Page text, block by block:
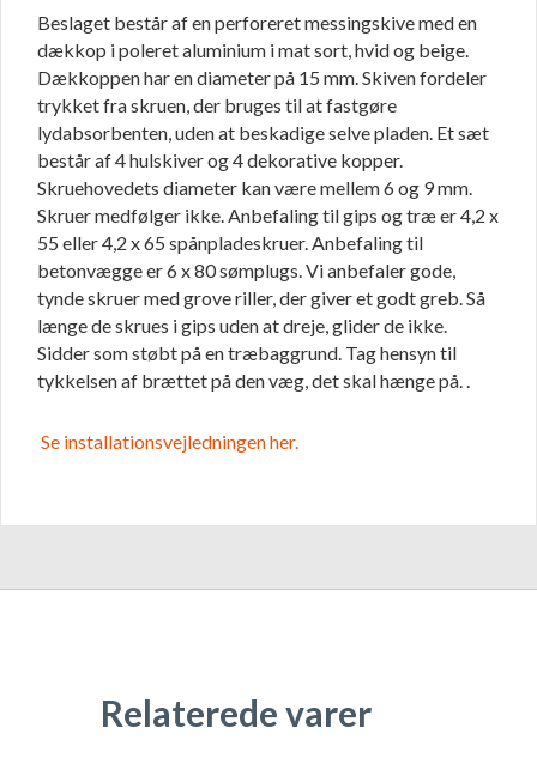
Beslaget består af en perforeret messingskive med en
dækkop i poleret aluminium i mat sort, hvid og beige.
Dækkoppen har en diameter på 15 mm. Skiven fordeler
trykket fra skruen, der bruges til at fastgøre
lydabsorbenten, uden at beskadige selve pladen. Et sæt
består af 4 hulskiver og 4 dekorative kopper.
Skruehovedets diameter kan være mellem 6 og 9 mm.
Skruer medfølger ikke. Anbefaling til gips og træ er 4,2 x
55 eller 4,2 x 65 spånpladeskruer. Anbefaling til
betonvægge er 6 x 80 sømplugs. Vi anbefaler gode,
tynde skruer med grove riller, der giver et godt greb. Så
længe de skrues i gips uden at dreje, glider de ikke.
Sidder som støbt på en træbaggrund. Tag hensyn til
tykkelsen af brættet på den væg, det skal hænge på. .
Se installationsvejledningen her.
Relaterede varer